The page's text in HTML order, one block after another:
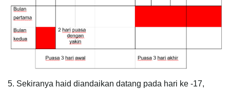
5. Sekiranya haid diandaikan datang pada hari ke -17,